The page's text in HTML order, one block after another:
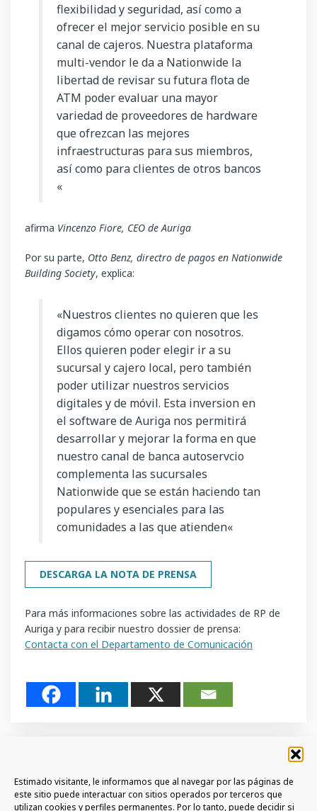
Estimado visitante, le informamos que al navegar por las páginas de
este sitio puede interactuar con sitios operados por terceros que
utilizan cookies y perfiles permanentes. Por lo tanto, puede decidir si
flexibilidad y seguridad, así como a
ofrecer el mejorservicio posible en su
canal de cajeros. Nuestra plataforma
multi-vendor le da a Nationwide la
libertad de revisar su futura flota de
ATM poder evaluar una mayor
variedad de proveedores de hardware
que ofrezcan las mejores
infraestructuras para sus miembros,
así como para clientes de otros bancos
«
afirma Vincenzo Fiore, CEO de Auriga
Por su parte, Otto Benz, directro de pagos en Nationwide
Building Society, explica:
«Nuestros clientes no quieren que les
digamos cómo operar con nosotros.
Ellos quieren poder elegir ir a su
sucursal y cajero local, pero también
poder utilizar nuestros servicios
digitales y de móvil. Esta inversion en
el software de Auriga nos permitirá
desarrollar y mejorar la forma en que
nuestro canal de banca autoservcio
complementa las sucursales
Nationwide que se están haciendo tan
populares y esenciales para las
comunidades a las que atienden«
DESCARGA LA NOTA DE PRENSA
Para más informaciones sobre las actividades de RP de
Auriga y para recibir nuestro dossier de prensa:
Contacta con el Departamento de Comunicación